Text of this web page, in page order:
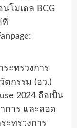
โมเดล BCG
ที่
ะทรวงการ
ตกรรม (อว.)
2024 ถือเป็น
การ และสอด
ะทรวงการ